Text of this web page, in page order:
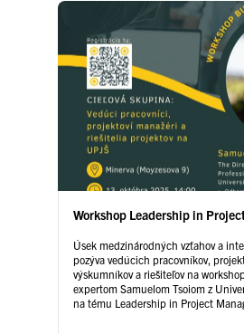
Workshop Leadership in
Úsek medzinárodných vzťahov a
pozýva vedúcich pracovníkov,
výskumníkov a riešiteľov na
expertom Samuelom Tsoiom z
na tému Leadership in Project